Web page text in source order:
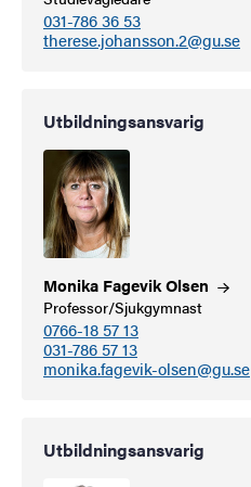
031-786 36 53
therese.johansson.2@gu.se
Utbildningsansvarig
Monika FagevikOlsen
Professor/Sjukgymnast
0766-18 57 13
031-786 57 13
monika.fagevik-olsen@gu.se
Utbildningsansvarig